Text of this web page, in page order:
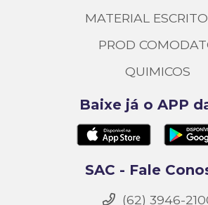
MATERIAL
PROD
QUIMICOS
Baixe já o APP
SAC - Fale
(62) 3946-